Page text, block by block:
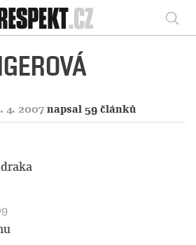
Respekt
4. 2007 napsal 59 článků